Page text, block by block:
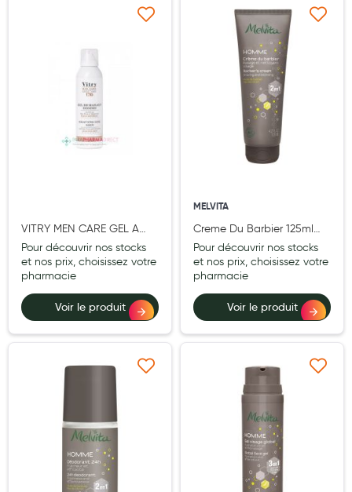
Toilette du bébé
Accessoires bébé
Soins enfant
Tisanes allaitement et compléments alimentaires
Accessoires maternité
Gammes spécifiques tisanes allaitement et compléments
maternité
Nature
Aromathérapie
Diététique minceur
Phytothérapie
Régimes médicaux
Gemmothérapie
VITRY MEN CARE GEL A
RASER 150ML
Pour découvrir nos stocks
et nos prix, choisissez votre
pharmacie
Voir le produit
Ajouter à ma liste d’envie
MELVITA
Creme Du Barbier 125ml
BIO
Pour découvrir nos stocks
et nos prix, choisissez votre
pharmacie
Voir le produit
Ajouter à ma liste
Ajouter à ma liste d’envie Ajouter à ma liste